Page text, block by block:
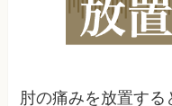
肘の痛みを放置する